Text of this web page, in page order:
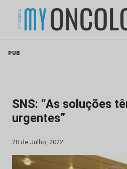
PUB
SNS: “As soluções
urgentes”
28 de Julho, 2022